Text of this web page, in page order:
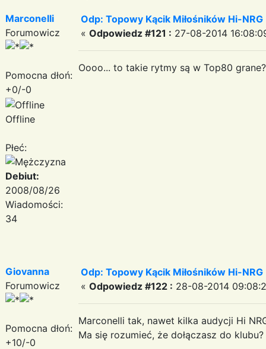
Marconelli
Forumowicz
Pomocna dłoń:
+0/-0
Offline
Płeć:
Debiut:
2008/08/26
Wiadomości:
34
Odp: Topowy Kącik Miłośników Hi-NRG
« Odpowiedz #121 : 27-08-2014
Oooo... to takie rytmy są w Top80
Giovanna
Forumowicz
Pomocna dłoń:
+10/-0
Odp: Topowy Kącik Miłośników Hi-NRG
« Odpowiedz #122 : 28-08-2014
Marconelli tak, nawet kilka audycji Hi
Ma się rozumieć, że dołączasz do klubu?